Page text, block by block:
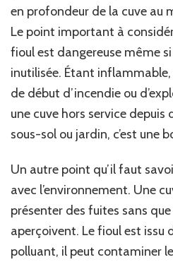
en profondeur de la cuve au
Le point important à
fioul est dangereuse même
inutilisée. Étant inflammable,
de début d’incendie ou
une cuve hors service depuis
sous-sol ou jardin, c’est une
Un autre point qu’il faut
avec l’environnement. Une
présenter des fuites sans que
aperçoivent. Le fioul est issu
polluant, il peut contaminer